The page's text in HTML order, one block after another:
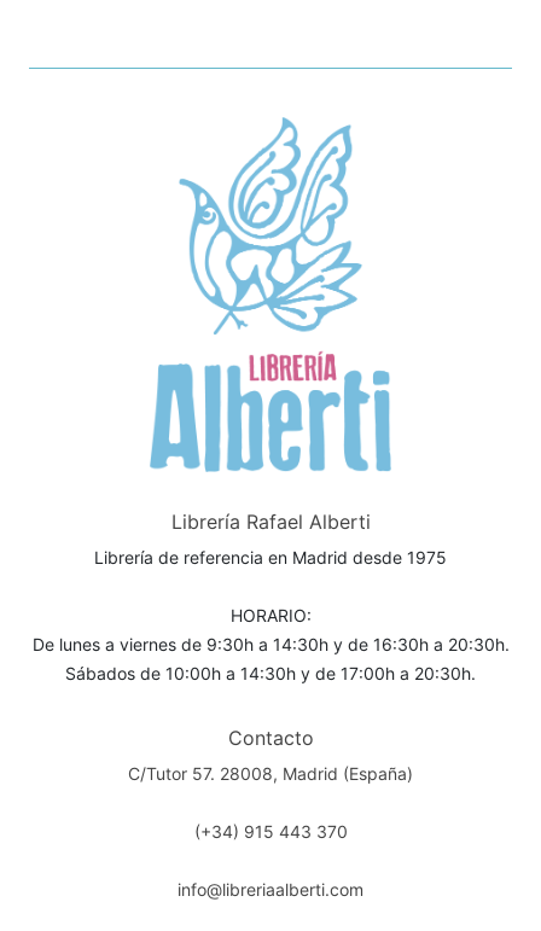
Librería Rafael Alberti
Librería de referencia en Madrid desde 1975
HORARIO:
De lunes a viernes de 9:30h a 14:30h y de 16:30h a 20:30h.
Sábados de 10:00h a 14:30h y de 17:00h a 20:30h.
Contacto
C/Tutor 57. 28008, Madrid (España)
(+34) 915 443 370
info@libreriaalberti.com